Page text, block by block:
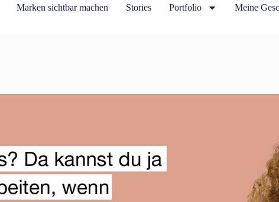
Marken sichtbar machen Stories Portfolio Meine